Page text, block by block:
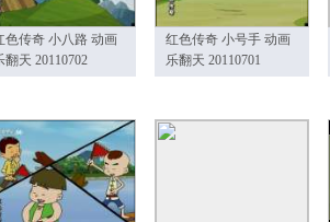
色传奇 小八路 动画
翻天 20110702
红色传奇 小号手 动画
乐翻天 20110701